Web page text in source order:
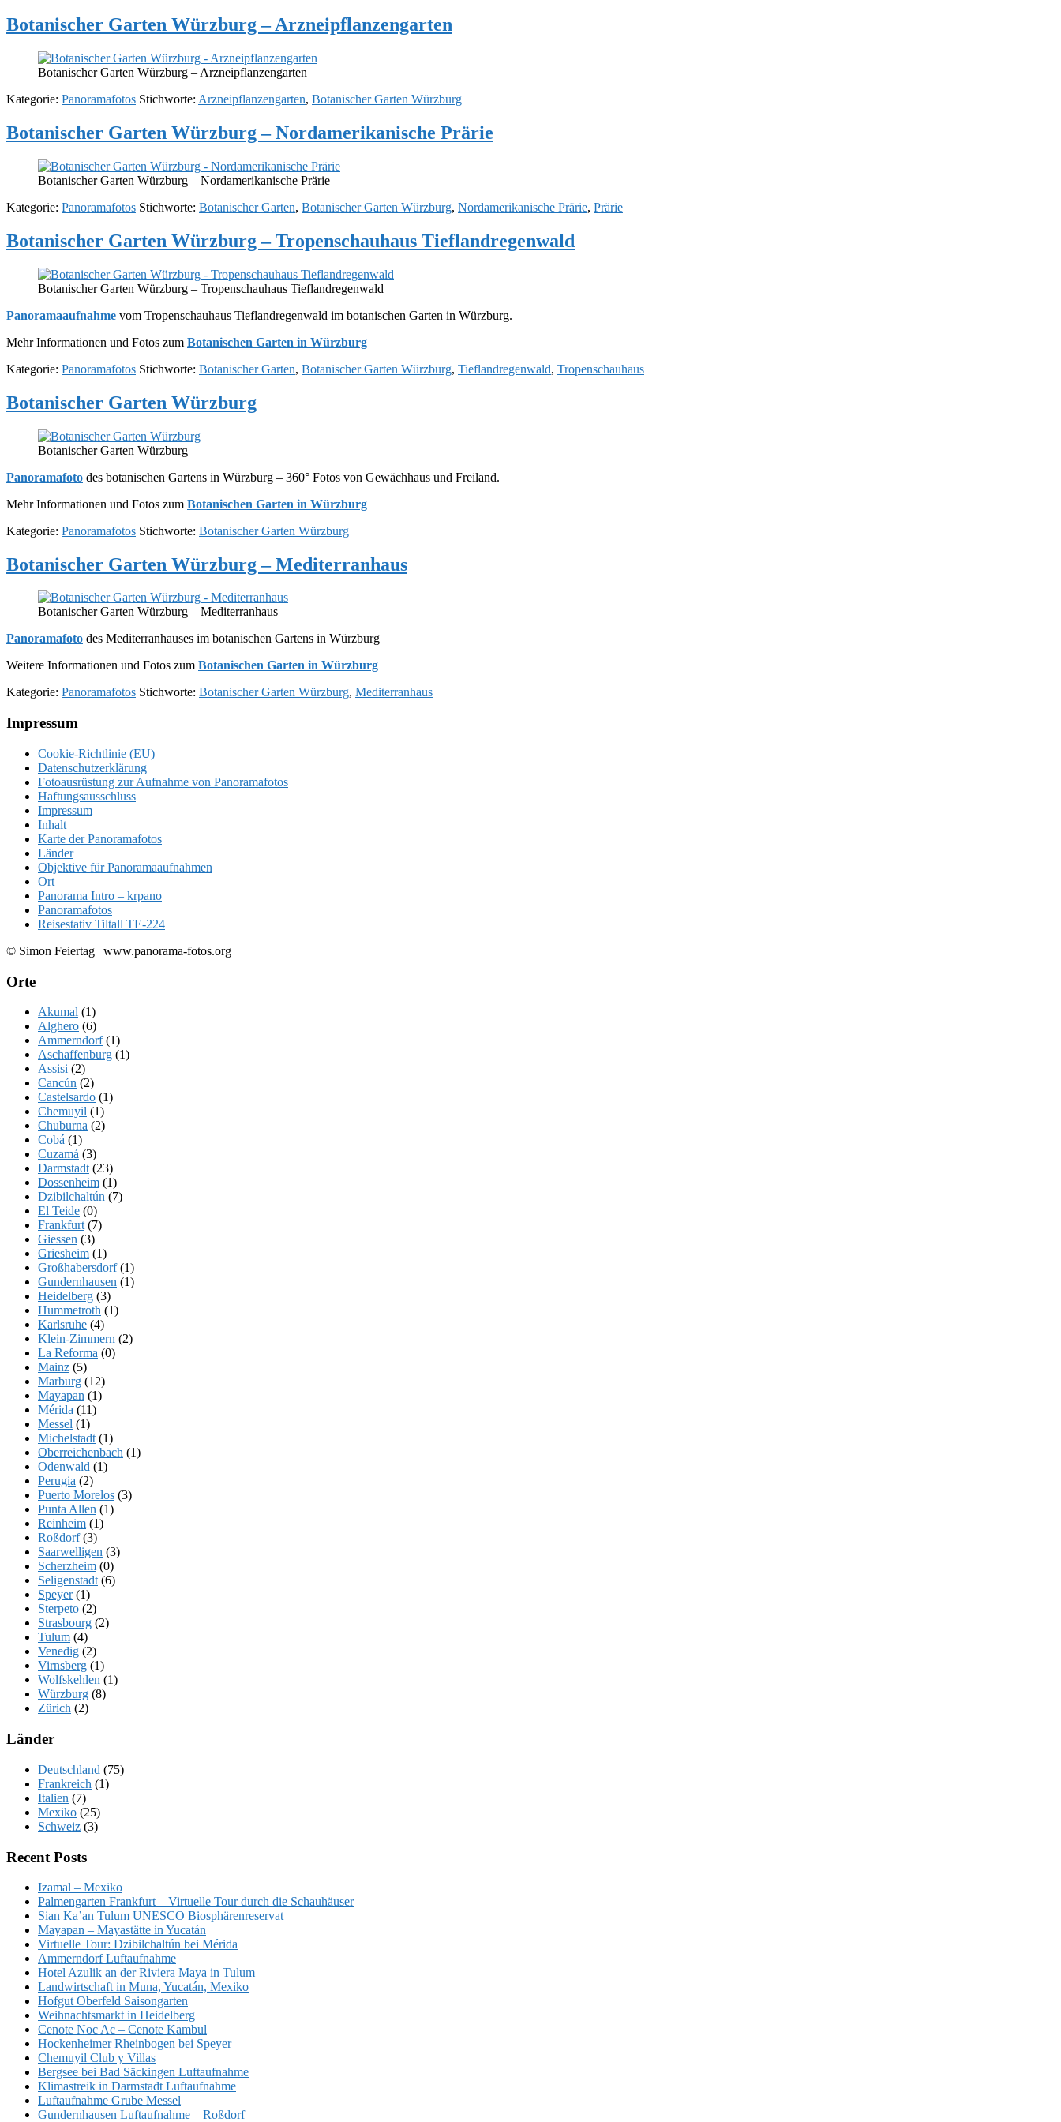
Botanischer Garten Würzburg – Arzneipflanzengarten
Botanischer Garten Würzburg – Arzneipflanzengarten
Kategorie: Panoramafotos Stichworte: Arzneipflanzengarten, Botanischer Garten Würzburg
Botanischer Garten Würzburg – Nordamerikanische Prärie
Botanischer Garten Würzburg – Nordamerikanische Prärie
Kategorie: Panoramafotos Stichworte: Botanischer Garten, Botanischer Garten Würzburg, Nordamerikanische Prärie, Prärie
Botanischer Garten Würzburg – Tropenschauhaus Tieflandregenwald
Botanischer Garten Würzburg – Tropenschauhaus Tieflandregenwald
Panoramaaufnahme vom Tropenschauhaus Tieflandregenwald im botanischen Garten in Würzburg.
Mehr Informationen und Fotos zum Botanischen Garten in Würzburg
Kategorie: Panoramafotos Stichworte: Botanischer Garten, Botanischer Garten Würzburg, Tieflandregenwald, Tropenschauhaus
Botanischer Garten Würzburg
Botanischer Garten Würzburg
Panoramafoto des botanischen Gartens in Würzburg – 360° Fotos von Gewächhaus und Freiland.
Mehr Informationen und Fotos zum Botanischen Garten in Würzburg
Kategorie: Panoramafotos Stichworte: Botanischer Garten Würzburg
Botanischer Garten Würzburg – Mediterranhaus
Botanischer Garten Würzburg – Mediterranhaus
Panoramafoto des Mediterranhauses im botanischen Gartens in Würzburg
Weitere Informationen und Fotos zum Botanischen Garten in Würzburg
Kategorie: Panoramafotos Stichworte: Botanischer Garten Würzburg, Mediterranhaus
Footer
Impressum
Cookie-Richtlinie (EU)
Datenschutzerklärung
Fotoausrüstung zur Aufnahme von Panoramafotos
Haftungsausschluss
Impressum
Inhalt
Karte der Panoramafotos
Länder
Objektive für Panoramaaufnahmen
Ort
Panorama Intro – krpano
Panoramafotos
Reisestativ Tiltall TE-224
© Simon Feiertag | www.panorama-fotos.org
Orte
Akumal (1)
Alghero (6)
Ammerndorf(1)
Aschaffenburg (1)
Assisi (2)
Cancún (2)
Castelsardo (1)
Chemuyil (1)
Chuburna (2)
Cobá (1)
Cuzamá (3)
Darmstadt (23)
Dossenheim (1)
Dzibilchaltún (7)
El Teide (0)
Frankfurt (7)
Giessen (3)
Griesheim (1)
Großhabersdorf(1)
Gundernhausen (1)
Heidelberg (3)
Hummetroth (1)
Karlsruhe (4)
Klein-Zimmern (2)
La Reforma (0)
Mainz (5)
Marburg (12)
Mayapan (1)
Mérida (11)
Messel (1)
Michelstadt (1)
Oberreichenbach (1)
Odenwald (1)
Perugia (2)
Puerto Morelos (3)
Punta Allen (1)
Reinheim (1)
Roßdorf(3)
Saarwelligen (3)
Scherzheim (0)
Seligenstadt (6)
Speyer(1)
Sterpeto (2)
Strasbourg (2)
Tulum (4)
Venedig (2)
Virnsberg (1)
Wolfskehlen (1)
Würzburg (8)
Zürich (2)
Länder
Deutschland (75)
Frankreich (1)
Italien (7)
Mexiko (25)
Schweiz (3)
Recent Posts
Izamal – Mexiko
Palmengarten Frankfurt – Virtuelle Tour durch die Schauhäuser
Sian Ka’an Tulum UNESCO Biosphärenreservat
Mayapan – Mayastätte in Yucatán
Virtuelle Tour: Dzibilchaltún bei Mérida
Ammerndorf Luftaufnahme
Hotel Azulik an der Riviera Maya in Tulum
Landwirtschaft in Muna, Yucatán, Mexiko
Hofgut Oberfeld Saisongarten
Weihnachtsmarkt in Heidelberg
Cenote Noc Ac – Cenote Kambul
Hockenheimer Rheinbogen bei Speyer
Chemuyil Club y Villas
Bergsee bei Bad Säckingen Luftaufnahme
Klimastreik in Darmstadt Luftaufnahme
Luftaufnahme Grube Messel
Gundernhausen Luftaufnahme – Roßdorf